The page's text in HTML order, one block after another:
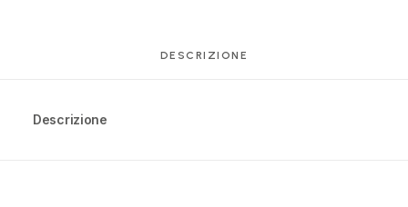
DESCRIZIONE
Descrizione